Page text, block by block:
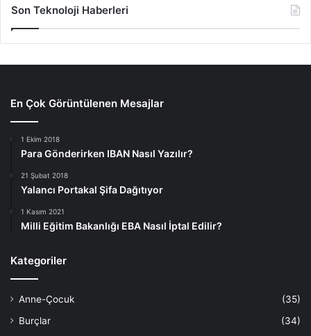
Son Teknoloji Haberleri
En Çok Görüntülenen Mesajlar
1 Ekim 2018
Para Gönderirken IBAN Nasıl Yazılır?
21 Şubat 2018
Yalancı Portakal Şifa Dağıtıyor
1 Kasım 2021
Milli Eğitim Bakanlığı EBA Nasıl İptal Edilir?
Kategoriler
Anne-Çocuk
(35)
Burçlar
(34)